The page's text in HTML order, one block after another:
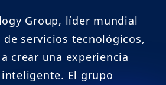
Group, líder mundial
servicios tecnológicos,
crear una experiencia
El grupo